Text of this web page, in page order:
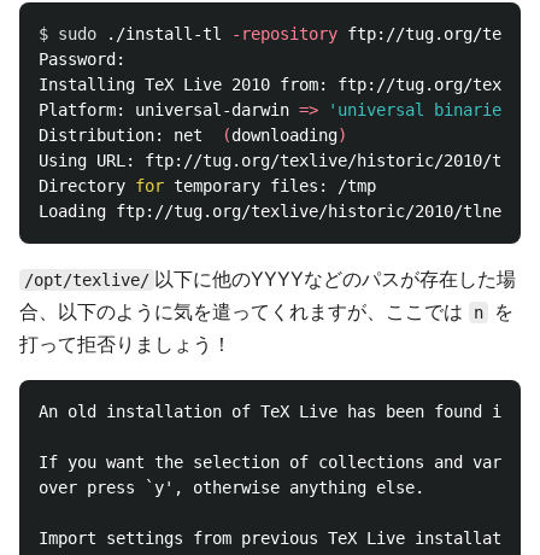
$ sudo ./install-tl -repository ftp://tug.org/
Password:
Installing TeX Live 2010 from: ftp://tug.org/
Platform: universal-darwin =>
'universal binaries for
Distribution: net
(downloading)
Using URL: ftp://tug.org/texlive/historic/2010/
Directory for temporary files: /tmp
/opt/texlive/ 以下に他のYYYYなどのパスが存在した場
合、以下のように気を遣ってくれますが、ここでは
n
を
打って拒否りましょう！
An old installation of TeX Live has been found in /
If you want the selection of collections and
over press `y', otherwise anything else.